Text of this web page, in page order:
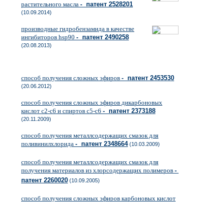
растительного масла - патент 2528201
(10.09.2014)
производные гидробензамида в качестве
ингибиторов hsp90 - патент 2490258
(20.08.2013)
способ получения сложных эфиров - патент 2453530
(20.06.2012)
способ получения сложных эфиров дикарбоновых
кислот c2-c6 и спиртов c5-c6 - патент 2373188
(20.11.2009)
способ получения металлсодержащих смазок для
поливинилхлорида - патент 2348664(10.03.2009)
способ получения металлсодержащих смазок для
получения материалов из хлорсодержащих полимеров -
патент 2260020 (10.09.2005)
способ получения сложных эфиров карбоновых кислот